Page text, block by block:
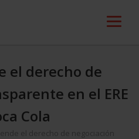
el derecho de
en el ERE
Cola
el derecho de negociación